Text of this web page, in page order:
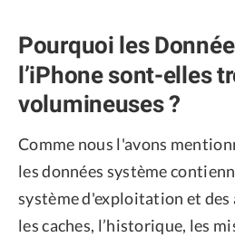
Pourquoi les
l’iPhone sont-elles
volumineuses ?
Comme nous l'avons
les données système
système d'exploitation et
les caches, l’historique, les